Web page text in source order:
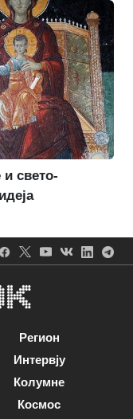
свето-
Регион
Интервју
Колумне
Космос